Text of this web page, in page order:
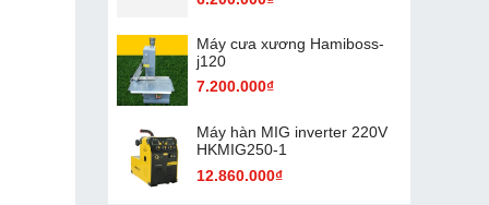
Máy cưa xương Hamiboss-
j120
7.200.000₫
Máy hàn MIG inverter 220V
HKMIG250-1
12.860.000₫